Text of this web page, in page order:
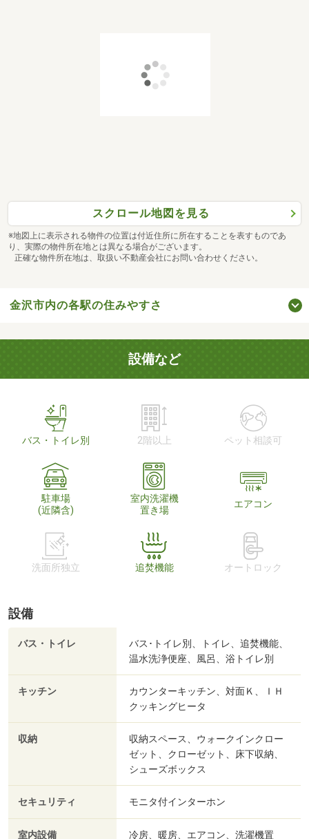
スクロール地図を見る
※地図上に表示される物件の位置は付近住所に所在することを表すものであ
り、実際の物件所在地とは異なる場合がございます。
正確な物件所在地は、取扱い不動産会社にお問い合わせください。
金沢市内の各駅の住みやすさ
設備など
バス・トイレ別 2階以上 ペット相談可
駐車場
(近隣含)
室内洗濯機
置き場
エアコン
洗面所独立 追焚機能 オートロック
設備
バス・トイレ
バス･トイレ別、トイレ、追焚機能、
温水洗浄便座、風呂、浴トイレ別
キッチン
カウンターキッチン、対面Ｋ、ＩＨ
クッキングヒータ
収納
収納スペース、ウォークインクロー
ゼット、クローゼット、床下収納、
シューズボックス
セキュリティ モニタ付インターホン
室内設備
冷房、暖房、エアコン、洗濯機置